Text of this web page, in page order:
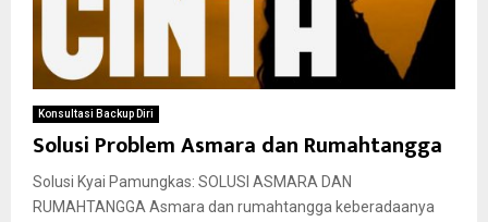
Konsultasi Backup Diri
Solusi Problem Asmara dan Rumahtangga
Solusi Kyai Pamungkas: SOLUSI ASMARA DAN
RUMAHTANGGA Asmara dan rumahtangga keberadaanya